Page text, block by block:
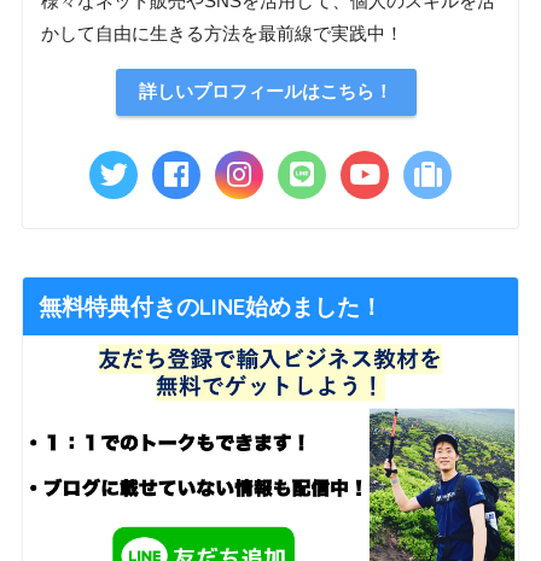
かして自由に生きる方法を最前線で実践中！
詳しいプロフィールはこちら！
無料特典付きのLINE始めました！